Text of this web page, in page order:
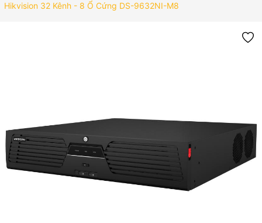
Hikvision 32 Kênh - 8 Ổ Cứng DS-9632NI-M8